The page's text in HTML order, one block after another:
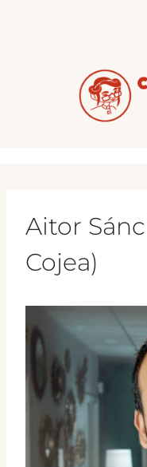
Aitor
Cojea)